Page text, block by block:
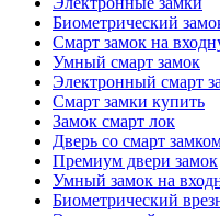
Биометрический
Смарт замок на
Умный смарт замок
Электронный смарт
Смарт замки купить
Замок смарт лок
Дверь со смарт
Премиум двери замок
Умный замок на
Биометрический